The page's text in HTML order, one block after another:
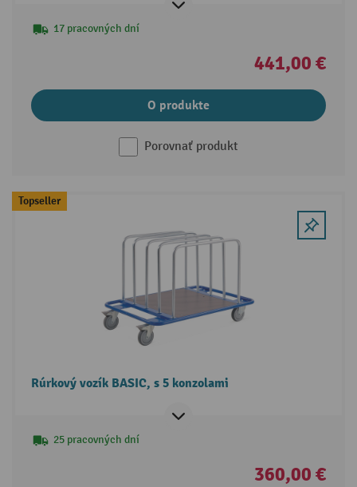
17 pracovných dní
441,00 €
O produkte
Porovnať produkt
Topseller
Rúrkový vozík BASIC, s 5 konzolami
25 pracovných dní
360,00 €